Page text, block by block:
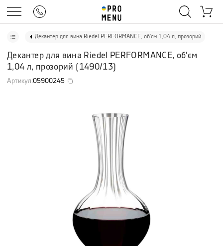
Декантер для вина Riedel PERFORMANCE, об'єм 1,04 л, прозорий
Декантер для вина Riedel PERFORMANCE, об'єм
1,04 л, прозорий (1490/13)
Артикул:05900245